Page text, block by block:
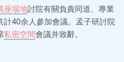
座場地討院有關負責同道、專業
計40余人參加會議。孟子研討院
私密空間會議并致辭。